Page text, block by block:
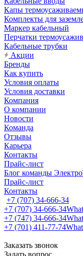
Капы
Комплекты для
Маркер кабельный
Перчатки
Кабельные трубки
Акции
Бренды
Как купить
Условия оплаты
Условия доставки
Компания
О компании
Новости
Команда
Отзывы
Карьера
Контакты
Прайс-лист
Блог команды
Прайс-лист
Контакты
+7 (707) 34-666-34
+7 (707) 34-666-34
+7 (747) 34-666-34
+7 (701) 411-77-74
Заказать звонок
Задать вопрос